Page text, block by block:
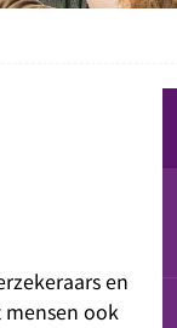
en
ook